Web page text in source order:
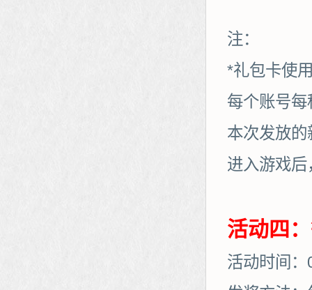
注：
*礼包卡使
每个账号
本次发放
进入游戏后
活动四
活动时间